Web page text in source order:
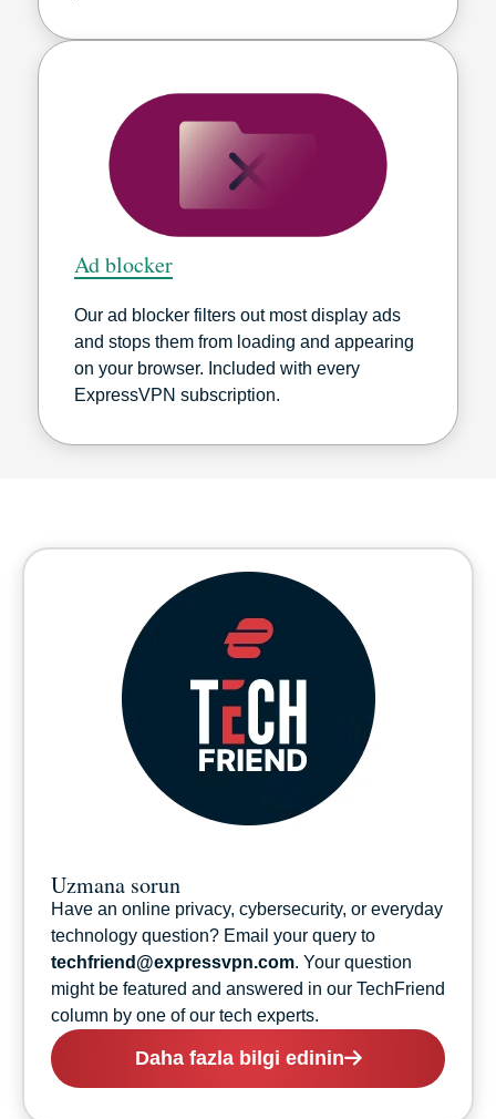
Ad blocker
Our ad blocker filters out most display ads
and stops them from loading and appearing
on your browser. Included with every
ExpressVPN subscription.
Uzmana sorun
Have an online privacy, cybersecurity, or everyday
technology question? Email your query to
techfriend@expressvpn.com. Your question
might be featured and answered in our TechFriend
column by one of our tech experts.
Daha fazla bilgi edinin